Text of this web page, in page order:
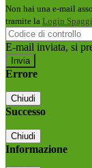
Non hai una e-mail
tramite la Login
E-mail inviata, si
Errore
Chiudi
Successo
Chiudi
Informazione